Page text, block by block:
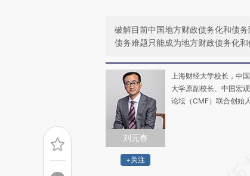
破解目前中国地方财政债务化和债
债务难题只能成为地方财政债务化
刘元春
+关注
上海财经大学校长，中
大学原副校长、中国宏
论坛（CMF）联合创始人